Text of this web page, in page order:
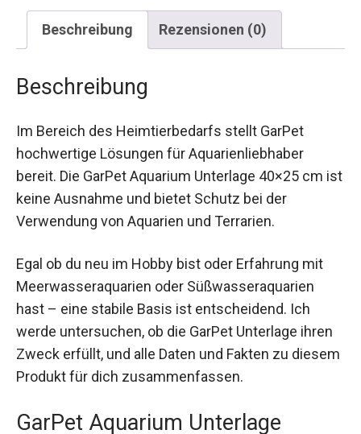
Beschreibung Rezensionen (0)
Beschreibung
Im Bereich des Heimtierbedarfs stellt GarPet
hochwertige Lösungen für Aquarienliebhaber
bereit. Die GarPet Aquarium Unterlage 40×25 cm ist
keine Ausnahme und bietet Schutz bei der
Verwendung von Aquarien und Terrarien.
Egal ob du neu im Hobby bist oder Erfahrung mit
Meerwasseraquarien oder Süßwasseraquarien
hast – eine stabile Basis ist entscheidend. Ich
werde untersuchen, ob die GarPet Unterlage ihren
Zweck erfüllt, und alle Daten und Fakten zu diesem
Produkt für dich zusammenfassen.
GarPet Aquarium Unterlage